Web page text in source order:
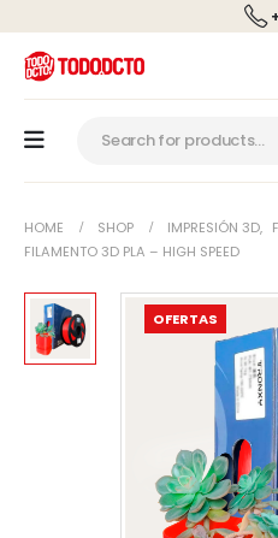
HOME SHOP IMPRESIÓN 3D,
FILAMENTO 3D PLA – HIGH SPEED
OFERTAS